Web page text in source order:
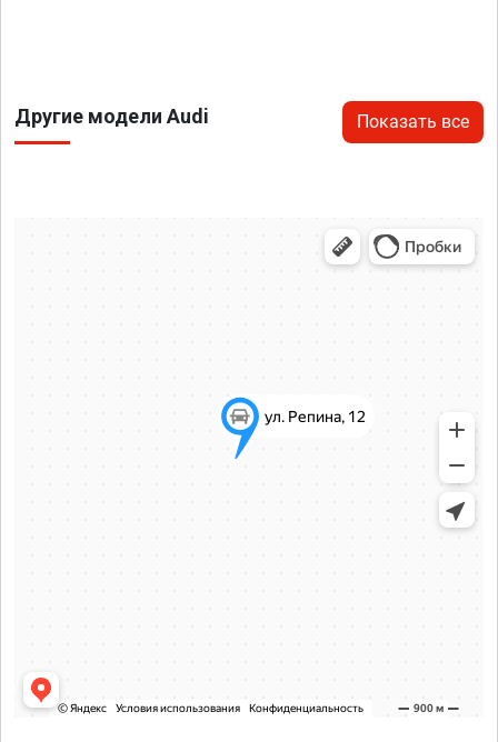
Другие модели Audi Показать все